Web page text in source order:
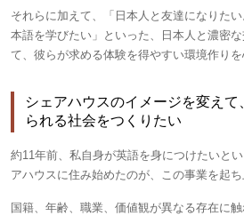
それらに加えて、「日本人と友達になりた
本語を学びたい」といった、日本人と濃密
て、彼らが求める体験を得やすい環境作りを
シェアハウスのイメージを変え
られる社会をつくりたい
約11年前、私自身が英語を身につけたいと
アハウスに住み始めたのが、この事業を起ち
国籍、年齢、職業、価値観が異なる存在に